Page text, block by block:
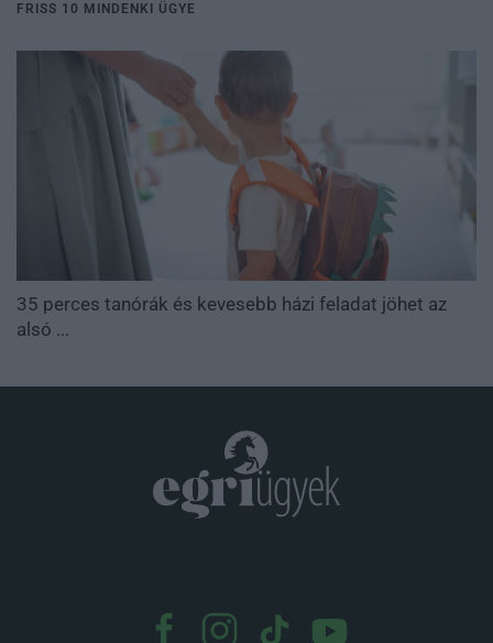
FRISS 10 MINDENKI ÜGYE
35 perces tanórák és kevesebb házi feladat jöhet az
alsó ...